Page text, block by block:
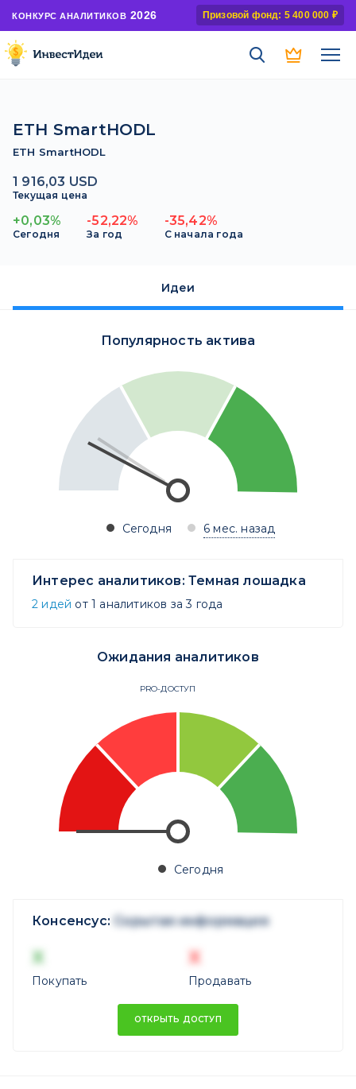
КОНКУРС АНАЛИТИКОВ 2026 Призовой фонд: 5 400 000 ₽
ETH SmartHODL
ETH SmartHODL
1 916,03 USD
Текущая цена
+0,03%
Сегодня
-52,22%
За год
-35,42%
С начала года
Идеи
Популярность актива
Сегодня 6 мес. назад
Интерес аналитиков: Темная лошадка
2 идей от 1 аналитиков за 3 года
Ожидания аналитиков
PRO-ДОСТУП
Сегодня
Консенсус: Скрытая информация
X
Покупать
X
Продавать
ОТКРЫТЬ ДОСТУП